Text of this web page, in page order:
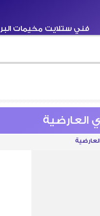
فني ستلايت مخيمات البر